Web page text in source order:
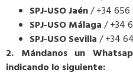
SPJ-USO Jaén/ +34 656
SPJ-USO Málaga/ +34
SPJ-USO Sevilla/ +34
2. Mándanos un
indicando lo siguiente: